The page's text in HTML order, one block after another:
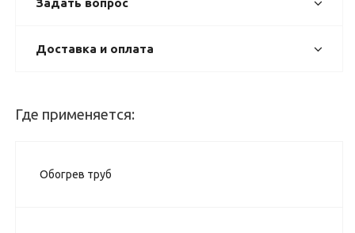
Задать вопрос
Доставка и оплата
Где применяется:
Обогрев труб